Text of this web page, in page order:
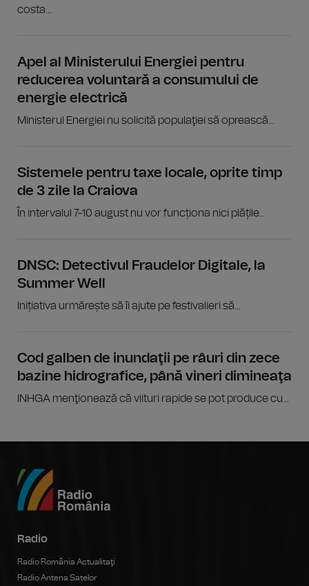
costa...
Apel al Ministerului Energiei pentru
reducerea voluntară a consumului de
energie electrică
Ministerul Energiei nu solicită populaţiei să oprească...
Sistemele pentru taxe locale, oprite timp
de 3 zile la Craiova
În intervalul 7-10 august nu vor funcționa nici plățile...
DNSC: Detectivul Fraudelor Digitale, la
Summer Well
Inițiativa urmărește să îi ajute pe festivalieri să...
Cod galben de inundaţii pe râuri din zece
bazine hidrografice, până vineri dimineaţa
INHGA menţionează că viituri rapide se pot produce cu...
Radio
Radio România Actualitaţi
Radio Antena Satelor